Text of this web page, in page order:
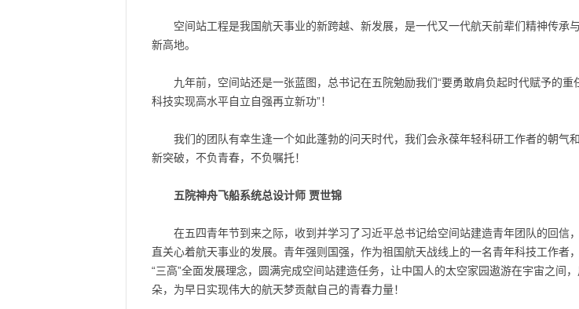
空间站工程是我国航天事业的新跨越、新发展，是一代又一代航天前辈们精神传
新高地。
九年前，空间站还是一张蓝图，总书记在五院勉励我们“要勇敢肩负起时代赋予的
科技实现高水平自立自强再立新功”！
我们的团队有幸生逢一个如此蓬勃的问天时代，我们会永葆年轻科研工作者的朝气
新突破，不负青春，不负嘱托！
五院神舟飞船系统总设计师 贾世锦
在五四青年节到来之际，收到并学习了习近平总书记给空间站建造青年团队的回
直关心着航天事业的发展。青年强则国强，作为祖国航天战线上的一名青年科技工作
“三高”全面发展理念，圆满完成空间站建造任务，让中国人的太空家园遨游在宇宙之间
朵，为早日实现伟大的航天梦贡献自己的青春力量！